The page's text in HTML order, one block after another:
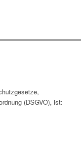
(DSGVO), ist: